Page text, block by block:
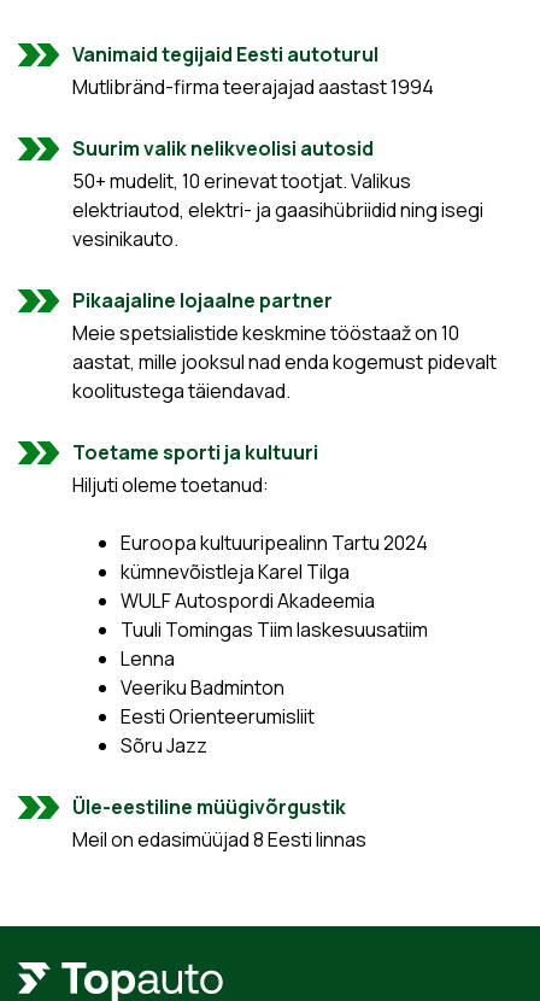
Vanimaid tegijaid Eesti autoturul
Mutlibränd-firma teerajajad aastast 1994
Suurim valik nelikveolisi autosid
50+ mudelit, 10 erinevat tootjat. Valikus
elektriautod, elektri- ja gaasihübriidid ning isegi
vesinikauto.
Pikaajaline lojaalne partner
Meie spetsialistide keskmine tööstaaž on 10
aastat, mille jooksul nad enda kogemust pidevalt
koolitustega täiendavad.
Toetame sporti ja kultuuri
Hiljuti oleme toetanud:
Euroopa kultuuripealinn Tartu 2024
kümnevõistleja Karel Tilga
WULF Autospordi Akadeemia
Tuuli Tomingas Tiim laskesuusatiim
Lenna
Veeriku Badminton
Eesti Orienteerumisliit
Sõru Jazz
Üle-eestiline müügivõrgustik
Meil on edasimüüjad 8 Eesti linnas